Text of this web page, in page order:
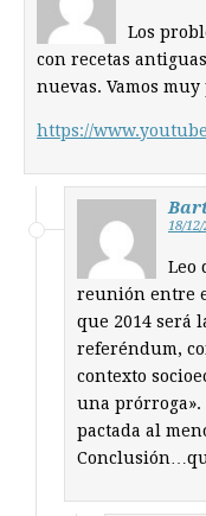
Los
con recetas
nuevas. Vamos
https://
18/
Leo
reunión entre
que 2014 será
referéndum,
contexto
una prórroga».
pactada al